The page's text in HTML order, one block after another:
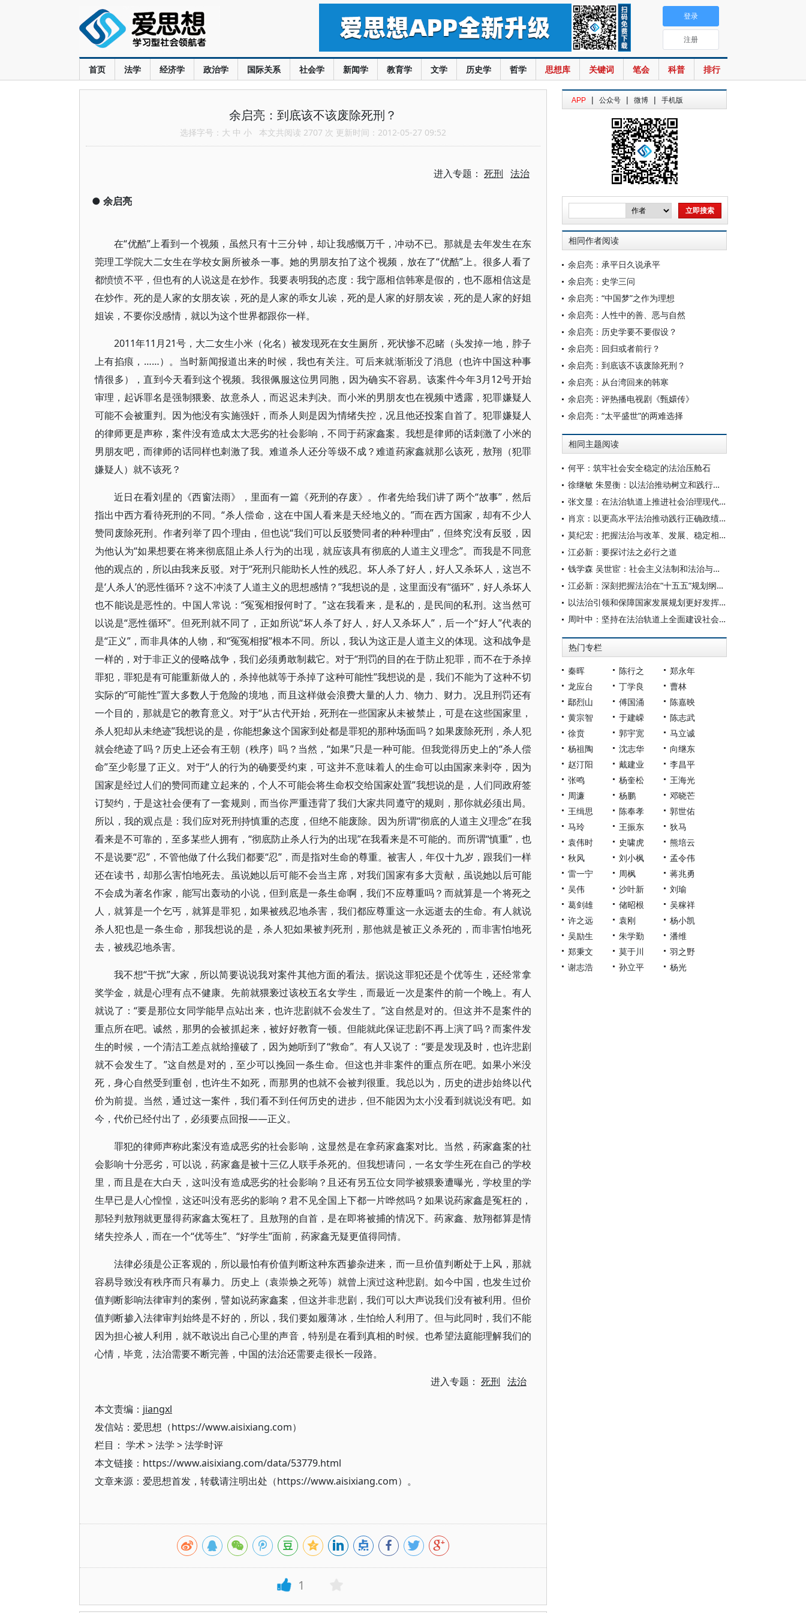
首页 法学 经济学 政治学 国际关系 社会学 新闻学 教育学 文学 历史学 哲学 思想库 关键词 笔会 科普 排行
登录
注册
余启亮：到底该不该废除死刑？
选择字号： 大 中 小 本文共阅读 2707 次 更新时间：2012-05-27 09:52
进入专题： 死刑 法治
● 余启亮
在“优酷”上看到一个视频，虽然只有十三分钟，却让我感慨万千，冲动不已。那就是去年发生在东
莞理工学院大二女生在学校女厕所被杀一事。她的男朋友拍了这个视频，放在了“优酷”上。很多人看了
都愤愤不平，但也有的人说这是在炒作。我要表明我的态度：我宁愿相信韩寒是假的，也不愿相信这是
在炒作。死的是人家的女朋友诶，死的是人家的乖女儿诶，死的是人家的好朋友诶，死的是人家的好姐
姐诶，不要你没感情，就以为这个世界都跟你一样。
2011年11月21号，大二女生小米（化名）被发现死在女生厕所，死状惨不忍睹（头发掉一地，脖子
上有掐痕，……）。当时新闻报道出来的时候，我也有关注。可后来就渐渐没了消息（也许中国这种事
情很多），直到今天看到这个视频。我很佩服这位男同胞，因为确实不容易。该案件今年3月12号开始
审理，起诉罪名是强制猥亵、故意杀人，而迟迟未判决。而小米的男朋友也在视频中透露，犯罪嫌疑人
可能不会被重判。因为他没有实施强奸，而杀人则是因为情绪失控，况且他还投案自首了。犯罪嫌疑人
的律师更是声称，案件没有造成太大恶劣的社会影响，不同于药家鑫案。我想是律师的话刺激了小米的
男朋友吧，而律师的话同样也刺激了我。难道杀人还分等级不成？难道药家鑫就那么该死，敖翔（犯罪
嫌疑人）就不该死？
近日在看刘星的《西窗法雨》，里面有一篇《死刑的存废》。作者先给我们讲了两个“故事”，然后
指出中西方看待死刑的不同。“杀人偿命，这在中国人看来是天经地义的。”而在西方国家，却有不少人
赞同废除死刑。作者列举了四个理由，但也说“我们可以反驳赞同者的种种理由”，但终究没有反驳，因
为他认为“如果想要在将来彻底阻止杀人行为的出现，就应该具有彻底的人道主义理念”。而我是不同意
他的观点的，所以由我来反驳。对于“死刑只能助长人性的残忍。坏人杀了好人，好人又杀坏人，这岂不
是‘人杀人’的恶性循环？这不冲淡了人道主义的思想感情？”我想说的是，这里面没有“循环”，好人杀坏人
也不能说是恶性的。中国人常说：“冤冤相报何时了。”这在我看来，是私的，是民间的私刑。这当然可
以说是“恶性循环”。但死刑就不同了，正如所说“坏人杀了好人，好人又杀坏人”，后一个“好人”代表的
是“正义”，而非具体的人物，和“冤冤相报”根本不同。所以，我认为这正是人道主义的体现。这和战争是
一样的，对于非正义的侵略战争，我们必须勇敢制裁它。对于“刑罚的目的在于防止犯罪，而不在于杀掉
罪犯，罪犯是有可能重新做人的，杀掉他就等于杀掉了这种可能性”我想说的是，我们不能为了这种不切
实际的“可能性”置大多数人于危险的境地，而且这样做会浪费大量的人力、物力、财力。况且刑罚还有
一个目的，那就是它的教育意义。对于“从古代开始，死刑在一些国家从未被禁止，可是在这些国家里，
杀人犯却从未绝迹”我想说的是，你能想象这个国家到处都是罪犯的那种场面吗？如果废除死刑，杀人犯
就会绝迹了吗？历史上还会有王朝（秩序）吗？当然，“如果”只是一种可能。但我觉得历史上的“杀人偿
命”至少彰显了正义。对于“人的行为的确要受约束，可这并不意味着人的生命可以由国家来剥夺，因为
国家是经过人们的赞同而建立起来的，个人不可能会将生命权交给国家处置”我想说的是，人们同政府签
订契约，于是这社会便有了一套规则，而当你严重违背了我们大家共同遵守的规则，那你就必须出局。
所以，我的观点是：我们应对死刑持慎重的态度，但绝不能废除。因为所谓“彻底的人道主义理念”在我
看来是不可靠的，至多某些人拥有，“彻底防止杀人行为的出现”在我看来是不可能的。而所谓“慎重”，也
不是说要“忍”，不管他做了什么我们都要“忍”，而是指对生命的尊重。被害人，年仅十九岁，跟我们一样
还在读书，却那么害怕地死去。虽说她以后可能不会当主席，对我们国家有多大贡献，虽说她以后可能
不会成为著名作家，能写出轰动的小说，但到底是一条生命啊，我们不应尊重吗？而就算是一个将死之
人，就算是一个乞丐，就算是罪犯，如果被残忍地杀害，我们都应尊重这一永远逝去的生命。有人就说
杀人犯也是一条生命，那我想说的是，杀人犯如果被判死刑，那他就是被正义杀死的，而非害怕地死
去，被残忍地杀害。
我不想“干扰”大家，所以简要说说我对案件其他方面的看法。据说这罪犯还是个优等生，还经常拿
奖学金，就是心理有点不健康。先前就猥亵过该校五名女学生，而最近一次是案件的前一个晚上。有人
就说了：“要是那位女同学能早点站出来，也许悲剧就不会发生了。”这自然是对的。但这并不是案件的
重点所在吧。诚然，那男的会被抓起来，被好好教育一顿。但能就此保证悲剧不再上演了吗？而案件发
生的时候，一个清洁工差点就给撞破了，因为她听到了“救命”。有人又说了：“要是发现及时，也许悲剧
就不会发生了。”这自然是对的，至少可以挽回一条生命。但这也并非案件的重点所在吧。如果小米没
死，身心自然受到重创，也许生不如死，而那男的也就不会被判很重。我总以为，历史的进步始终以代
价为前提。当然，通过这一案件，我们看不到任何历史的进步，但不能因为太小没看到就说没有吧。如
今，代价已经付出了，必须要点回报——正义。
罪犯的律师声称此案没有造成恶劣的社会影响，这显然是在拿药家鑫案对比。当然，药家鑫案的社
会影响十分恶劣，可以说，药家鑫是被十三亿人联手杀死的。但我想请问，一名女学生死在自己的学校
里，而且是在大白天，这叫没有造成恶劣的社会影响？且还有另五位女同学被猥亵遭曝光，学校里的学
生早已是人心惶惶，这还叫没有恶劣的影响？君不见全国上下都一片哗然吗？如果说药家鑫是冤枉的，
那轻判敖翔就更显得药家鑫太冤枉了。且敖翔的自首，是在即将被捕的情况下。药家鑫、敖翔都算是情
绪失控杀人，而在一个“优等生”、“好学生”面前，药家鑫无疑更值得同情。
法律必须是公正客观的，所以最怕有价值判断这种东西掺杂进来，而一旦价值判断处于上风，那就
容易导致没有秩序而只有暴力。历史上（袁崇焕之死等）就曾上演过这种悲剧。如今中国，也发生过价
值判断影响法律审判的案例，譬如说药家鑫案，但这并非悲剧，我们可以大声说我们没有被利用。但价
值判断掺入法律审判始终是不好的，所以，我们要如履薄冰，生怕给人利用了。但与此同时，我们不能
因为担心被人利用，就不敢说出自己心里的声音，特别是在看到真相的时候。也希望法庭能理解我们的
心情，毕竟，法治需要不断完善，中国的法治还需要走很长一段路。
进入专题： 死刑 法治
本文责编： jiangxl
发信站：爱思想（https://www.aisixiang.com）
栏目： 学术>法学 >法学时评
本文链接：https://www.aisixiang.com/data/53779.html
文章来源：爱思想首发，转载请注明出处（https://www.aisixiang.com）。
1
APP | 公众号 | 微博 | 手机版
相同作者阅读
余启亮：承平日久说承平
余启亮：史学三问
余启亮：“中国梦”之作为理想
余启亮：人性中的善、恶与自然
余启亮：历史学要不要假设？
余启亮：回归或者前行？
余启亮：到底该不该废除死刑？
余启亮：从台湾回来的韩寒
余启亮：评热播电视剧《甄嬛传》
余启亮：“太平盛世”的两难选择
相同主题阅读
何平：筑牢社会安全稳定的法治压舱石
徐继敏 朱昱衡：以法治推动树立和践行正确政绩观
张文显：在法治轨道上推进社会治理现代化——《法律与社会治理》 卷首语 （代）
肖京：以更高水平法治推动践行正确政绩观
莫纪宏：把握法治与改革、发展、稳定相协同的内在逻辑
江必新：要探讨法之必行之道
钱学森 吴世宦：社会主义法制和法治与现代科学技术
江必新：深刻把握法治在“十五五”规划纲要中的战略定位
以法治引领和保障国家发展规划更好发挥战略导向作用
周叶中：坚持在法治轨道上全面建设社会主义现代化国家
热门专栏
秦晖 陈行之
郑永年
龙应台
丁学良
曹林
鄢烈山
傅国涌
陈嘉映
黄宗智
于建嵘
陈志武
徐贲
郭宇宽
马立诚
杨祖陶
沈志华
向继东
赵汀阳
戴建业
李昌平
张鸣
杨奎松
王海光
周濂
杨鹏
邓晓芒
王缉思
陈奉孝
郭世佑
马玲
王振东
狄马
袁伟时
史啸虎
熊培云
秋风
刘小枫
孟令伟
雷一宁
周枫
蒋兆勇
吴伟
沙叶新
刘瑜
葛剑雄
储昭根
吴稼祥
许之远
袁刚
杨小凯
吴励生
朱学勤
潘维
郑秉文
莫于川
羽之野
谢志浩
孙立平 杨光